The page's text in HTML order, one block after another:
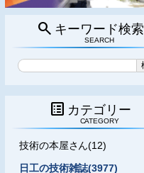
search キーワード検索
SEARCH
list_alt カテゴリー
CATEGORY
技術の本屋さん(12)
日工の技術雑誌(3977)